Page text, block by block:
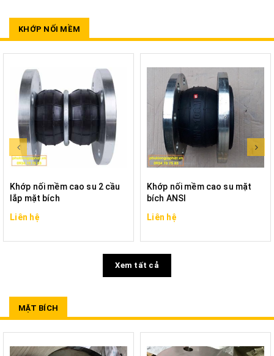
KHỚP NỐI MỀM
Khớp nối mềm cao su 2 cầu
lắp mặt bích
Liên hệ
Khớp nối mềm cao su mặt
bích ANSI
Liên hệ
Xem tất cả
MẶT BÍCH